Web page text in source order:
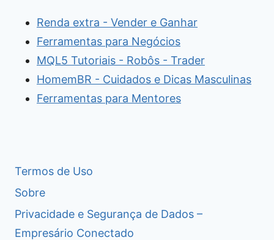
Renda extra - Vender e Ganhar
Ferramentas para Negócios
MQL5 Tutoriais - Robôs - Trader
HomemBR - Cuidados e Dicas Masculinas
Ferramentas para Mentores
Termos de Uso
Sobre
Privacidade e Segurança de Dados –
Empresário Conectado